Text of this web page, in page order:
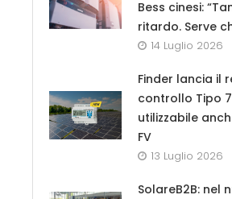
Bess cinesi:
ritardo. Serve
14 Luglio 2026
Finder lancia il
controllo Tipo
utilizzabile
FV
13 Luglio 2026
SolareB2B: nel